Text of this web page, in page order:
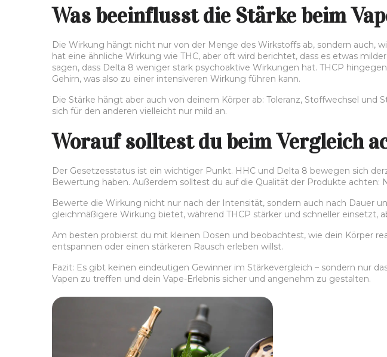
Was beeinflusst die Stärke beim
Die Wirkung hängt nicht nur von der Menge des Wirkstoffs ab, sondern auch,
hat eine ähnliche Wirkung wie THC, aber oft wird berichtet, dass es etwas
sagen, dass Delta 8 weniger stark psychoaktive Wirkungen hat. THCP
Gehirn, was also zu einer intensiveren Wirkung führen kann.
Die Stärke hängt aber auch von deinem Körper ab: Toleranz, Stoffwechsel
sich für den anderen vielleicht nur mild an.
Worauf solltest du beim Vergleich
Der Gesetzesstatus ist ein wichtiger Punkt. HHC und Delta 8 bewegen sich
Bewertung haben. Außerdem solltest du auf die Qualität der Produkte achten:
Bewerte die Wirkung nicht nur nach der Intensität, sondern auch nach Dauer
gleichmäßigere Wirkung bietet, während THCP stärker und schneller einsetzt,
Am besten probierst du mit kleinen Dosen und beobachtest, wie dein Körper
entspannen oder einen stärkeren Rausch erleben willst.
Fazit: Es gibt keinen eindeutigen Gewinner im Stärkevergleich – sondern nur
Vapen zu treffen und dein Vape-Erlebnis sicher und angenehm zu gestalten.